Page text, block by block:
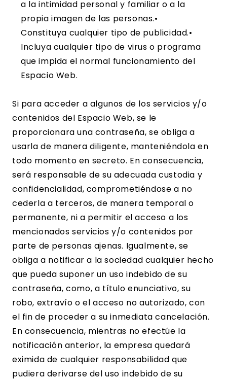
a la intimidad personal y familiar o a la
propia imagen de las personas.•
Constituya cualquier tipo de publicidad.•
Incluya cualquier tipo de virus o programa
que impida el normal funcionamiento del
Espacio Web.
Si para acceder a algunos de los servicios y/o
contenidos del Espacio Web, se le
proporcionara una contraseña, se obliga a
usarla de manera diligente, manteniéndola en
todo momento en secreto. En consecuencia,
será responsable de su adecuada custodia y
confidencialidad, comprometiéndose a no
cederla a terceros, de manera temporal o
permanente, ni a permitir el acceso a los
mencionados servicios y/o contenidos por
parte de personas ajenas. Igualmente, se
obliga a notificar a la sociedad cualquier hecho
que pueda suponer un uso indebido de su
contraseña, como, a título enunciativo, su
robo, extravío o el acceso no autorizado, con
el fin de proceder a su inmediata cancelación.
En consecuencia, mientras no efectúe la
notificación anterior, la empresa quedará
eximida de cualquier responsabilidad que
pudiera derivarse del uso indebido de su